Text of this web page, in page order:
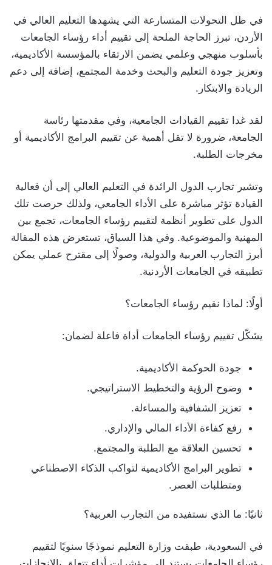
في ظل التحولات المتسارعة التي يشهدها التعليم العالي في
الأردن، تبرز الحاجة الملحة إلى تقييم أداء رؤساء الجامعات
بأسلوب منهجي وعلمي يضمن الارتقاء بالمؤسسة الأكاديمية،
وتعزيز جودة التعليم والبحث وخدمة المجتمع، إضافة إلى دعم
الريادة والابتكار.
لقد غدا تقييم القيادات الجامعية، وفي مقدمتها رئاسة
الجامعة، ضرورة لا تقل أهمية عن تقييم البرامج الأكاديمية أو
مخرجات الطلبة.
وتشير تجارب الدول الرائدة في التعليم العالي إلى أن فعالية
القيادة تؤثر مباشرة على الأداء الجامعي، ولذلك حرصت تلك
الدول على تطوير أنظمة لتقييم رؤساء الجامعات، تجمع بين
المهنية والموضوعية. وفي هذا السياق، تستعرض هذه المقالة
أبرز التجارب العربية والدولية، وصولًا إلى مقترح عملي يمكن
تطبيقه في الجامعات الأردنية.
أولًا: لماذا نقيم رؤساء الجامعات؟
يشكّل تقييم رؤساء الجامعات أداة فاعلة لضمان:
جودة الحوكمة الأكاديمية.
وضوح الرؤية والتخطيط الاستراتيجي.
تعزيز الشفافية والمساءلة.
رفع كفاءة الأداء المالي والإداري.
تحسين العلاقة مع الطلبة والمجتمع.
تطوير البرامج الأكاديمية لتواكب الذكاء الاصطناعي
ومتطلبات العصر.
ثانيًا: ما الذي نستفيده من التجارب العربية؟
في السعودية، طبقت وزارة التعليم نموذجًا سنويًا لتقييم